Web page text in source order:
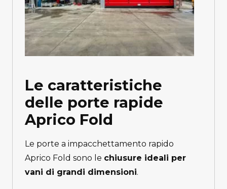
Le caratteristiche
delle porte rapide
Aprico Fold
Le porte a impacchettamento rapido
Aprico Fold sono le chiusure ideali per
vani di grandi dimensioni.